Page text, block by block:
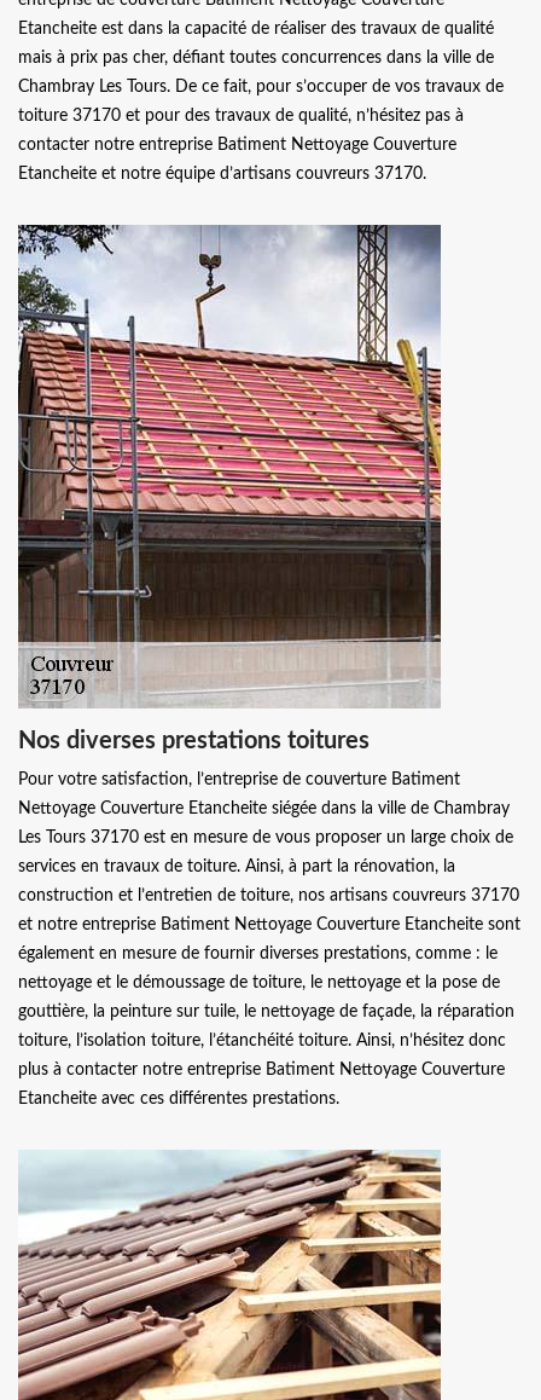
Etancheite est dans la capacité de réaliser des travaux de qualité
mais à prix pas cher, défiant toutes concurrences dans la ville de
Chambray Les Tours. De ce fait, pour s’occuper de vos travaux de
toiture 37170 et pour des travaux de qualité, n’hésitez pas à
contacter notre entreprise Batiment Nettoyage Couverture
Etancheite et notre équipe d’artisans couvreurs 37170.
Nos diverses prestations toitures
Pour votre satisfaction, l’entreprise de couverture Batiment
Nettoyage Couverture Etancheite siégée dans la ville de Chambray
Les Tours 37170 est en mesure de vous proposer un large choix de
services en travaux de toiture. Ainsi, à part la rénovation, la
construction et l’entretien de toiture, nos artisans couvreurs 37170
et notre entreprise Batiment Nettoyage Couverture Etancheite sont
également en mesure de fournir diverses prestations, comme : le
nettoyage et le démoussage de toiture, le nettoyage et la pose de
gouttière, la peinture sur tuile, le nettoyage de façade, la réparation
toiture, l’isolation toiture, l’étanchéité toiture. Ainsi, n’hésitez donc
plus à contacter notre entreprise Batiment Nettoyage Couverture
Etancheite avec ces différentes prestations.